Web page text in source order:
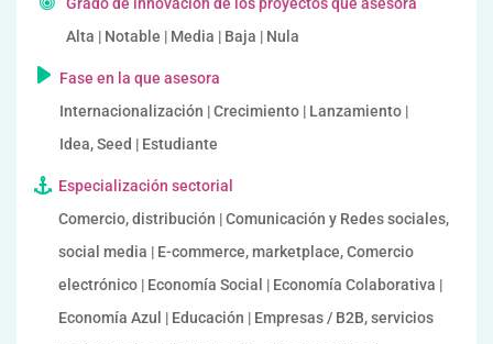
Alta | Notable | Media | Baja | Nula
Fase en la que asesora
Internacionalización | Crecimiento | Lanzamiento |
Idea, Seed | Estudiante
Especialización sectorial
Comercio, distribución | Comunicación y Redes sociales,
social media | E-commerce, marketplace, Comercio
electrónico | Economía Social | Economía Colaborativa |
Economía Azul | Educación | Empresas / B2B, servicios